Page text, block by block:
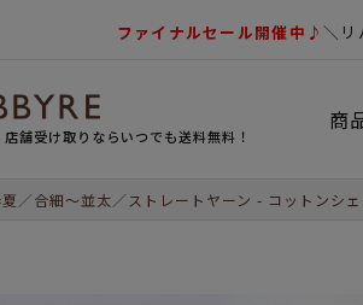
ファイナルセール開催中♪＼リ
舗受け取りならいつでも送料無料！
商
夏／合細～並太／ストレートヤーン コットンシ